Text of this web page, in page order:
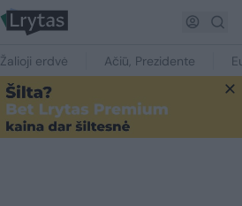
Žalioji erdvė Ačiū, Prezidente